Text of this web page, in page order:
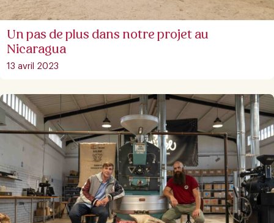
Un pas de plus dans notre projet au
Nicaragua
13 avril 2023